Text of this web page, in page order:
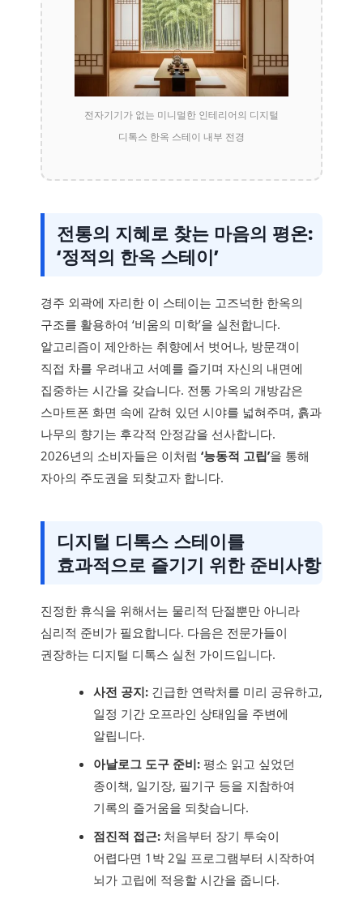
전자기기가 없는 미니멀한 인테리어의 디지털
디톡스 한옥 스테이 내부 전경
전통의 지혜로 찾는 마음의 평온:
‘정적의 한옥 스테이’
경주 외곽에 자리한 이 스테이는 고즈넉한 한옥의
구조를 활용하여 ‘비움의 미학’을 실천합니다.
알고리즘이 제안하는 취향에서 벗어나, 방문객이
직접 차를 우려내고 서예를 즐기며 자신의 내면에
집중하는 시간을 갖습니다. 전통 가옥의 개방감은
스마트폰 화면 속에 갇혀 있던 시야를 넓혀주며, 흙과
나무의 향기는 후각적 안정감을 선사합니다.
2026년의 소비자들은 이처럼 ‘능동적 고립’을 통해
자아의 주도권을 되찾고자 합니다.
디지털 디톡스 스테이를
효과적으로 즐기기 위한 준비사항
진정한 휴식을 위해서는 물리적 단절뿐만 아니라
심리적 준비가 필요합니다. 다음은 전문가들이
권장하는 디지털 디톡스 실천 가이드입니다.
사전 공지: 긴급한 연락처를 미리 공유하고,
일정 기간 오프라인 상태임을 주변에
알립니다.
아날로그 도구 준비: 평소 읽고 싶었던
종이책, 일기장, 필기구 등을 지참하여
기록의 즐거움을 되찾습니다.
점진적 접근: 처음부터 장기 투숙이
어렵다면 1박 2일 프로그램부터 시작하여
뇌가 고립에 적응할 시간을 줍니다.